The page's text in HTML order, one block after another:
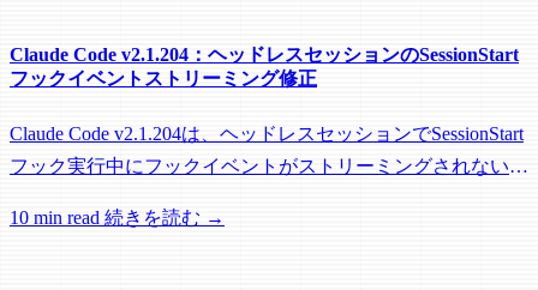
Claude Code v2.1.204：ヘッドレスセッションのSessionStart
フックイベントストリーミング修正
Claude Code v2.1.204は、ヘッドレスセッションでSessionStart
フック実行中にフックイベントがストリーミングされない問
収されるのを防ぐメンテナンスリリースです。
10 min read 続きを読む →